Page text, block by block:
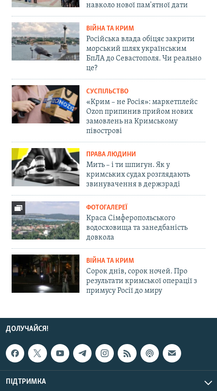
навколо нової пам'ятної дати
ВІЙНА ТА КРИМ
Російська влада обіцяє закрити
морський шлях українським
БпЛА до Севастополя. Чи реально
це?
СУСПІЛЬСТВО
«Крим – не Росія»: маркетплейс
Ozon припинив прийом нових
замовлень на Кримському
півострові
ПРАВА ЛЮДИНИ
Мить – і ти шпигун. Як у
кримських судах розглядають
звинувачення в держзраді
ФОТОГАЛЕРЕЇ
Краса Сімферопольського
водосховища та занедбаність
довкола
ВІЙНА ТА КРИМ
Сорок днів, сорок ночей. Про
результати кримської операції з
примусу Росії до миру
ДОЛУЧАЙСЯ!
ПІДТРИМКА